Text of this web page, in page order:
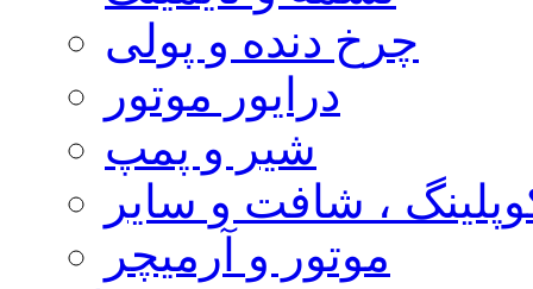
چرخ دنده و پولی
درایور موتور
شیر و پمپ
، شافت و سایر
موتور و آرمیچر